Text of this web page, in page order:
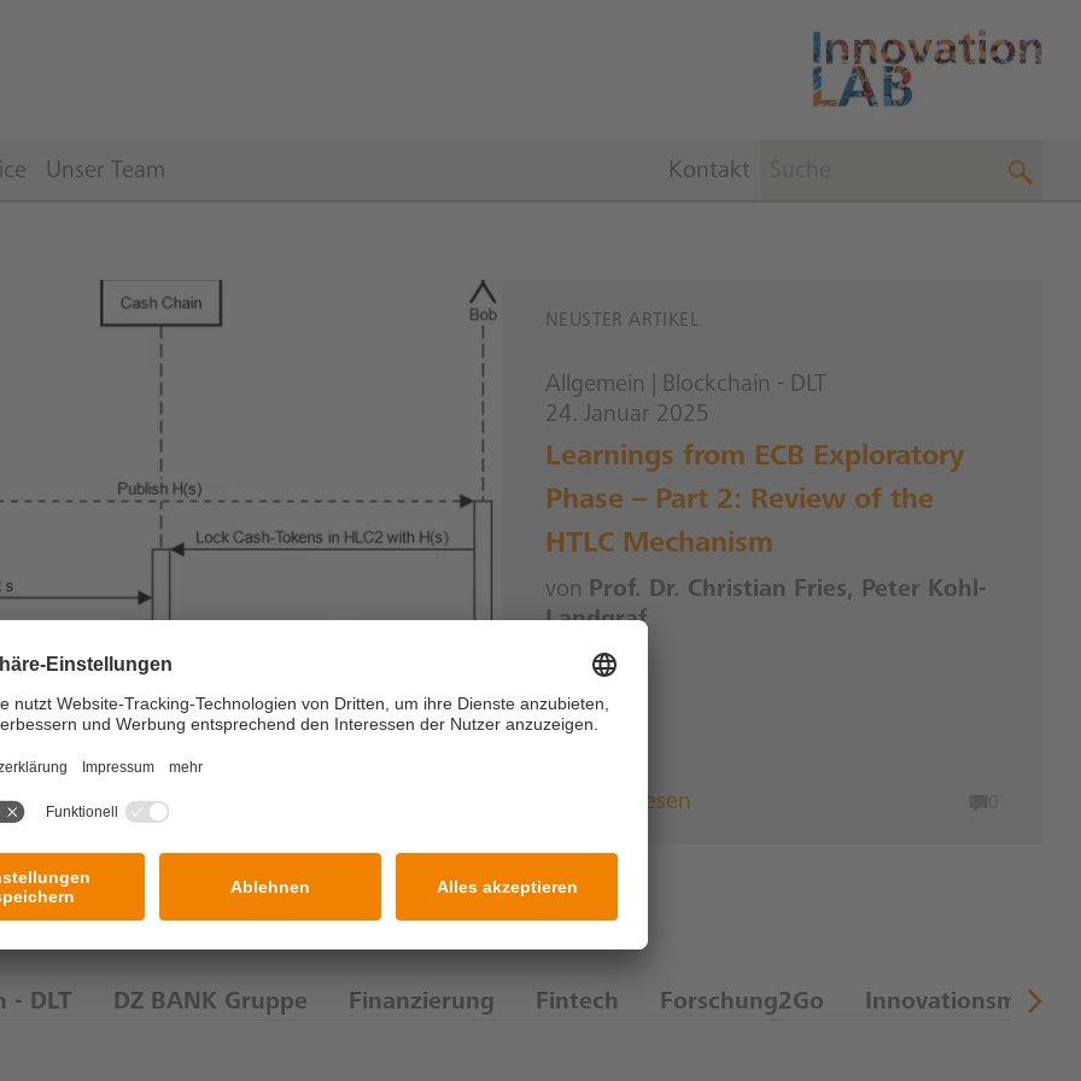
Unser Team Kontakt
NEUSTER ARTIKEL
Allgemein
Blockchain - DLT
24. Januar 2025
Learnings from ECB Exploratory
Phase – Part 2: Review of the
HTLC Mechanism
von Prof. Dr. Christian Fries, Peter Kohl-
Landgraf
Weiterlesen
- DLT DZ BANK Gruppe Finanzierung Fintech Forschung2Go